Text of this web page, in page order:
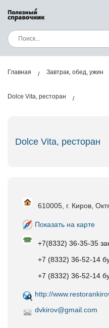
Главная Завтрак, обед, ужин
Dolce Vita, ресторан
Dolce Vita, ресторан
610005, г. Киров,
Показать на карте
+7(8332) 36-35-35
+7 (8332) 36-52-14
+7 (8332) 36-52-14
http://
dvkirov@gmail.com